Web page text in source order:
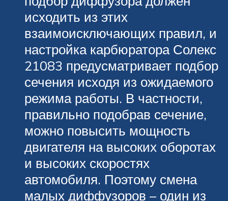
исходить из этих
взаимоисключающих правил, и
настройка карбюратора Солекс
21083 предусматривает подбор
сечения исходя из ожидаемого
режима работы. В частности,
правильно подобрав сечение,
можно повысить мощность
двигателя на высоких оборотах
и высоких скоростях
автомобиля. Поэтому смена
малых диффузоров – один из